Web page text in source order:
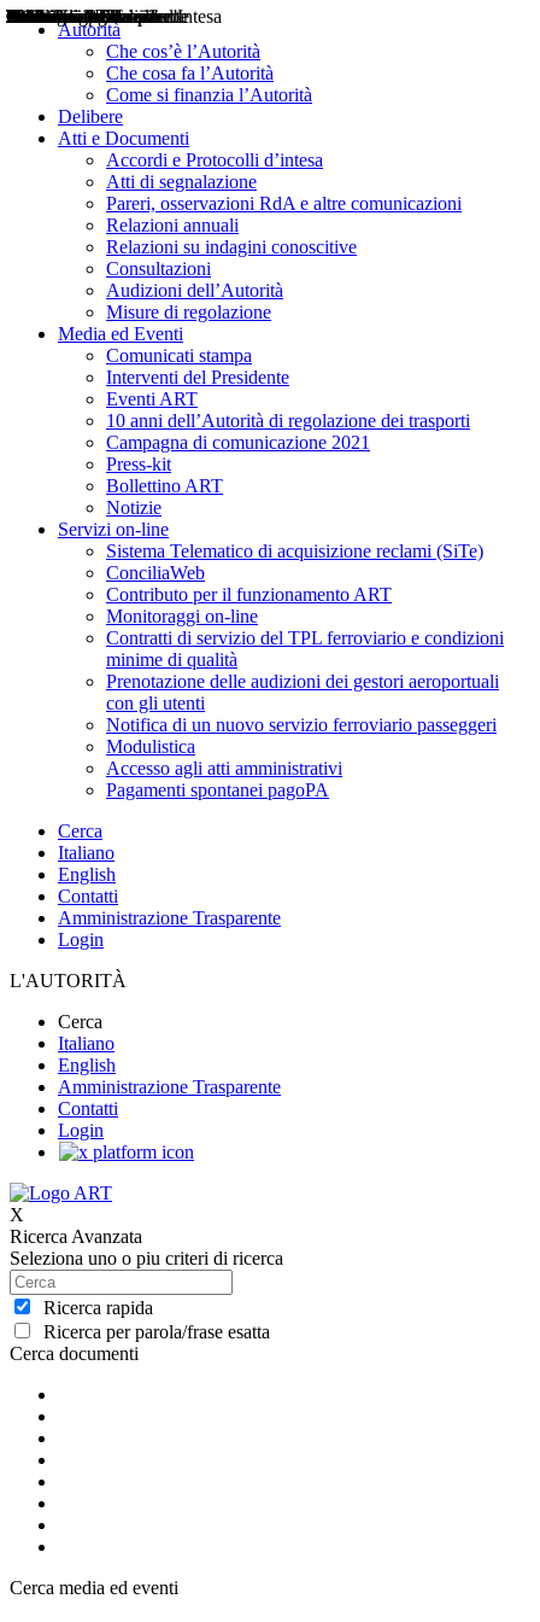
Autorità
Che cos’è l’Autorità
Che cosa fa l’Autorità
Come si finanzia l’Autorità
Delibere
Atti e Documenti
Accordi e Protocolli d’intesa
Atti di segnalazione
Pareri, osservazioni RdA e altre comunicazioni
Relazioni annuali
Relazioni su indagini conoscitive
Consultazioni
Audizioni dell’Autorità
Misure di regolazione
Media ed Eventi
Comunicati stampa
Interventi del Presidente
Eventi ART
10 anni dell’Autorità di regolazione dei trasporti
Campagna di comunicazione 2021
Press-kit
Bollettino ART
Notizie
Servizi on-line
Sistema Telematico di acquisizione reclami (SiTe)
ConciliaWeb
Contributo per il funzionamento ART
Monitoraggi on-line
Contratti di servizio del TPL ferroviario e condizioni
minime di qualità
Prenotazione delle audizioni dei gestori aeroportuali
con gli utenti
Notifica di un nuovo servizio ferroviario passeggeri
Modulistica
Accesso agli atti amministrativi
Pagamenti spontanei pagoPA
Cerca
Italiano
English
Contatti
Amministrazione Trasparente
Login
L'AUTORITÀ
Cerca
Italiano
English
Amministrazione Trasparente
Contatti
Login
X
Ricerca Avanzata
Seleziona uno o piu criteri di ricerca
Ricerca rapida
Ricerca per parola/frase esatta
Cerca documenti
Delibere
Pareri
Consultazioni
Audizioni
Atti di Segnalazione
Accordi e Protocolli d'Intesa
Relazioni annuali
Misure di regolazione
Cerca media ed eventi
Notizie
Comunicati Stampa
Bollettini ART
Convegni ART
Interviste del Presidente
Articoli in primo piano
Interventi del Presidente
2004
2005
2010
2013
2014
2015
2016
2017
2018
2019
202
2020
2021
2022
2023
2024
2025
2026
Aereo
Marittimo
Terrestre